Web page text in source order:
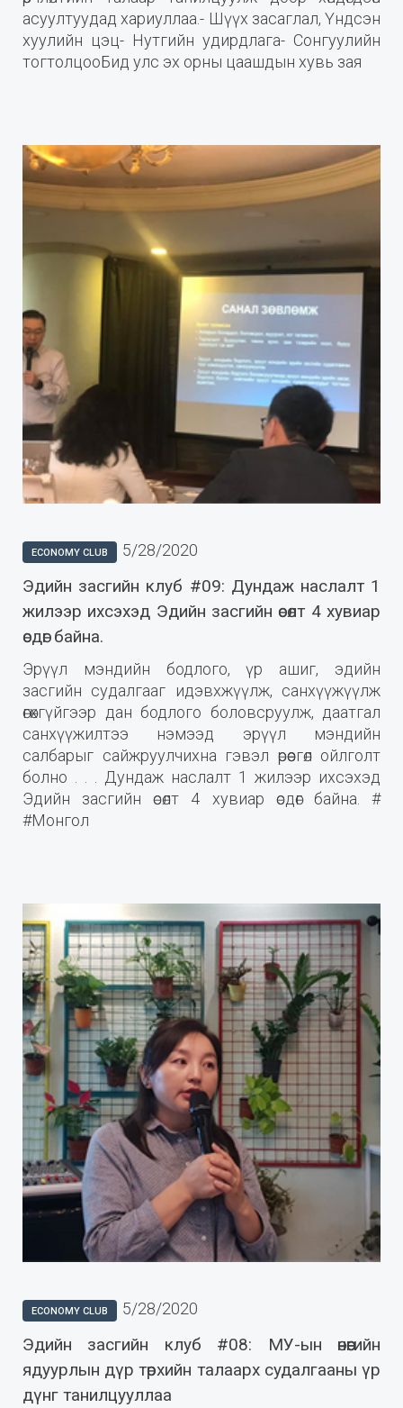
асуултуудад хариуллаа.- Шүүх засаглал, Үндсэн
хуулийн цэц- Нутгийн удирдлага- Сонгуулийн
тогтолцооБид улс эх орны цаашдын хувь зая
ECONOMY CLUB 5/28/2020
Эдийн засгийн клуб #09: Дундаж наслалт 1
жилээр ихсэхэд Эдийн засгийн өсөлт 4 хувиар
өсдөг байна.
Эрүүл мэндийн бодлого, үр ашиг, эдийн
засгийн судалгааг идэвхжүүлж, санхүүжүүлж
өгөхгүйгээр дан бодлого боловсруулж, даатгал
санхүүжилтээ нэмээд эрүүл мэндийн
салбарыг сайжруулчихна гэвэл өрөөсгөл ойлголт
болно . . . Дундаж наслалт 1 жилээр ихсэхэд
Эдийн засгийн өсөлт 4 хувиар өсдөг байна. #
#Монгол
ECONOMY CLUB 5/28/2020
Эдийн засгийн клуб #08: МУ-ын өнөөгийн
ядуурлын дүр төрхийн талаарх судалгааны үр
дүнг танилцууллаа